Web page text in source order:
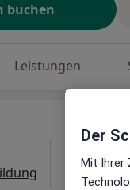
buchen
Leistungen
Der
Mit Ihrer